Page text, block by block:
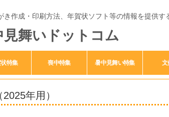
作成・印刷方法、年賀状ソフト等の情報を提供す
見舞いドットコム
特集 喪中特集 暑中見舞い特集 文
年用）